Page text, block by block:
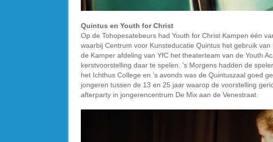
Quintus en Youth for Christ
Op de Tohopesatebeurs had Youth for Christ Kampen één
waarbij Centrum voor Kunsteducatie Quintus het gebruik
de Kamper afdeling van YfC het theaterteam van de Youth
kerstvoorstelling daar te spelen. ’s Morgens hadden de
het Ichthus College en ’s avonds was de Quintuszaal goed
jongeren tussen de 13 en 25 jaar waarop de voorstelling
afterparty in jongerencentrum De Mix aan de Venestraat.